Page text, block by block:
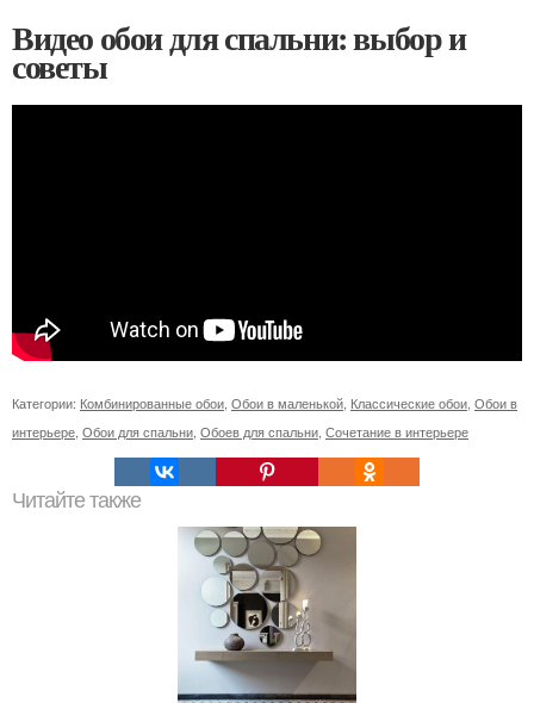
Видео обои для спальни: выбор и
советы
Категории: Комбинированные обои Обои в маленькой Классические обои Обои в
интерьере Обои для спальни Обоев для спальни Сочетание в интерьере
Читайте также